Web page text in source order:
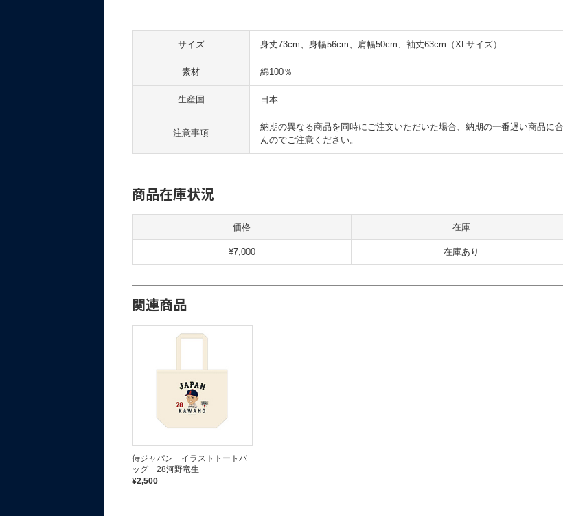
サイズ 身丈73cm、身幅56cm、肩幅50cm、袖丈63cm（XLサイズ）
素材 綿100％
生産国 日本
注意事項
納期の異なる商品を同時にご注文いただいた場合、納期の一番遅い商品に
んのでご注意ください。
商品在庫状況
価格 在庫
¥7,000 在庫あり
関連商品
侍ジャパン イラストトートバ
ッグ 28河野竜生
¥2,500